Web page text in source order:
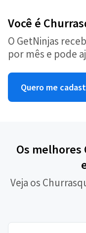
Você é
O GetNinjas
por mês e pode
Quero me
Os melhores
Veja os